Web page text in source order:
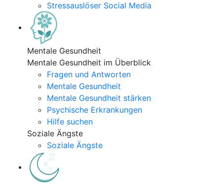
Stressauslöser Social Media
Mentale Gesundheit
Mentale Gesundheit im Überblick
Fragen und Antworten
Mentale Gesundheit
Mentale Gesundheit stärken
Psychische Erkrankungen
Hilfe suchen
Soziale Ängste
Soziale Ängste